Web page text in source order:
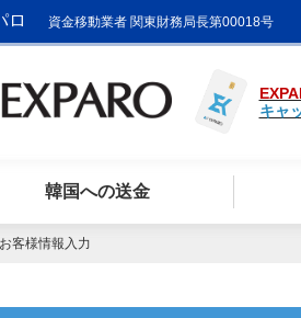
ロ 資金移動業者 関東財務局長第00018号
キャ
韓国への送金
お客様情報入力